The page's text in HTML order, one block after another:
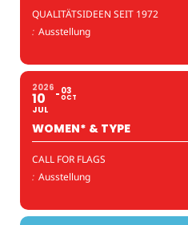
QUALITÄTSIDEEN SEIT 1972
: Ausstellung
2026
10
JUL
03
OCT
WOMEN* & TYPE
CALL FOR FLAGS
: Ausstellung